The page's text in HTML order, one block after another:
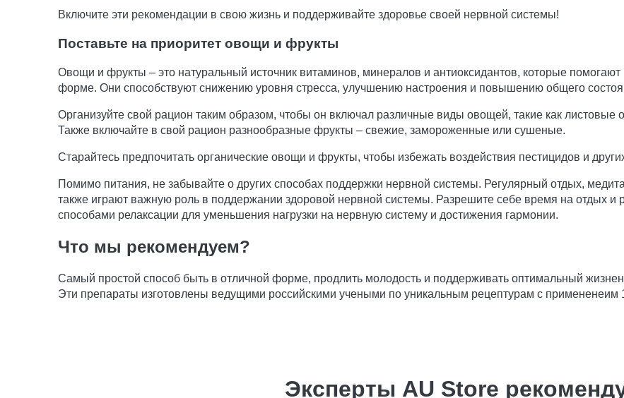
Включите эти рекомендации в свою жизнь и поддерживайте здоровье своей нервной системы!
Поставьте на приоритет овощи и фрукты
Овощи и фрукты – это натуральный источник витаминов, минералов и антиоксидантов, которые
форме. Они способствуют снижению уровня стресса, улучшению настроения и повышению общего
Организуйте свой рацион таким образом, чтобы он включал различные виды овощей, такие как
Также включайте в свой рацион разнообразные фрукты – свежие, замороженные или сушеные.
Старайтесь предпочитать органические овощи и фрукты, чтобы избежать воздействия пестицидов и
Помимо питания, не забывайте о других способах поддержки нервной системы. Регулярный отдых,
также играют важную роль в поддержании здоровой нервной системы. Разрешите себе время на отдых и
способами релаксации для уменьшения нагрузки на нервную систему и достижения гармонии.
Что мы рекомендуем?
Самый простой способ быть в отличной форме, продлить молодость и поддерживать оптимальный
Эти препараты изготовлены ведущими российскими учеными по уникальным рецептурам с примененеим
Эксперты AU Store